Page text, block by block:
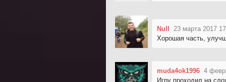
Null
23 марта 2017
Хорошая часть,
muda4ok1996 4
Игру проходил на